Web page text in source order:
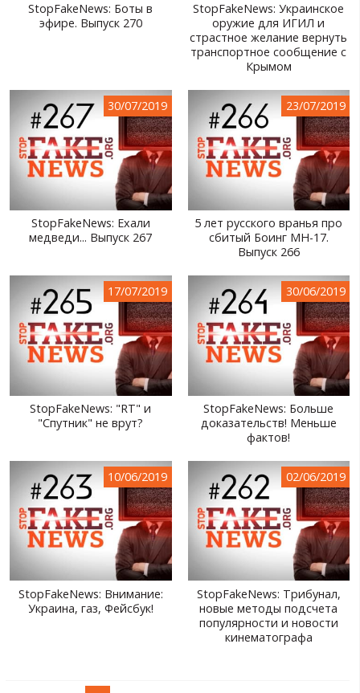
StopFakeNews: Боты в
эфире. Выпуск 270
StopFakeNews: Украинское
оружие для ИГИЛ и
страстное желание вернуть
транспортное сообщение с
Крымом
30/07/2019
StopFakeNews: Ехали
медведи... Выпуск 267
23/07/2019
5 лет русского вранья про
сбитый Боинг MH-17.
Выпуск 266
17/07/2019
StopFakeNews: "RT" и
"Спутник" не врут?
30/06/2019
StopFakeNews: Больше
доказательств! Меньше
фактов!
10/06/2019
StopFakeNews: Внимание:
Украина, газ, Фейсбук!
02/06/2019
StopFakeNews: Трибунал,
новые методы подсчета
популярности и новости
кинематографа